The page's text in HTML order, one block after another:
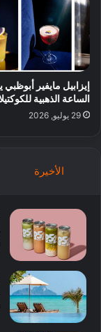
إيزابيل مايفير
الساعة الذهبية
29 يوليو, 2026
الأخيرة